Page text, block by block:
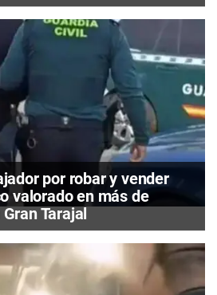
por robar y vender
valorado en más de
Tarajal